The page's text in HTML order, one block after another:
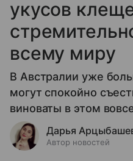
укусов
всему миру
В Австралии уже
могут спокойно
виноваты в этом
Дарья
Автор новостей